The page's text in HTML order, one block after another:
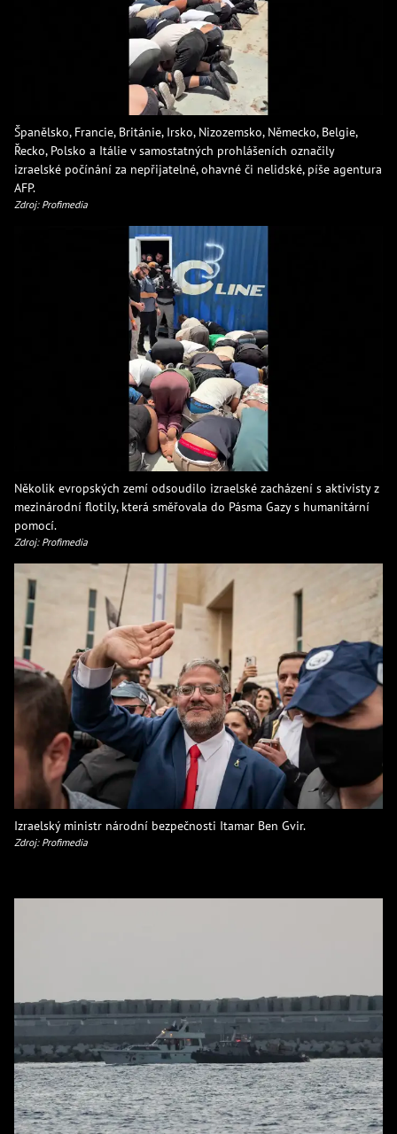
Španělsko, Francie, Británie, Irsko, Nizozemsko, Německo, Belgie,
Řecko, Polsko a Itálie v samostatných prohlášeních označily
izraelské počínání za nepřijatelné, ohavné či nelidské, píše agentura
AFP.
Zdroj: Profimedia
Několik evropských zemí odsoudilo izraelské zacházení s aktivisty z
mezinárodní flotily, která směřovala do Pásma Gazy s humanitární
pomocí.
Zdroj: Profimedia
Izraelský ministr národní bezpečnosti Itamar Ben Gvir.
Zdroj: Profimedia